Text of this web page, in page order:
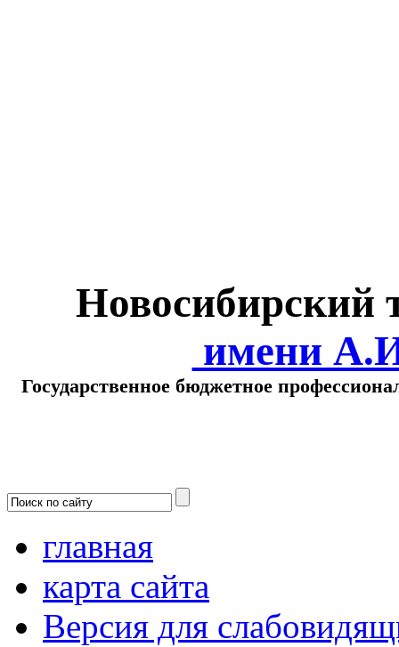
Новосибирский
имени
Государственное бюджетное
главная
карта сайта
Версия для